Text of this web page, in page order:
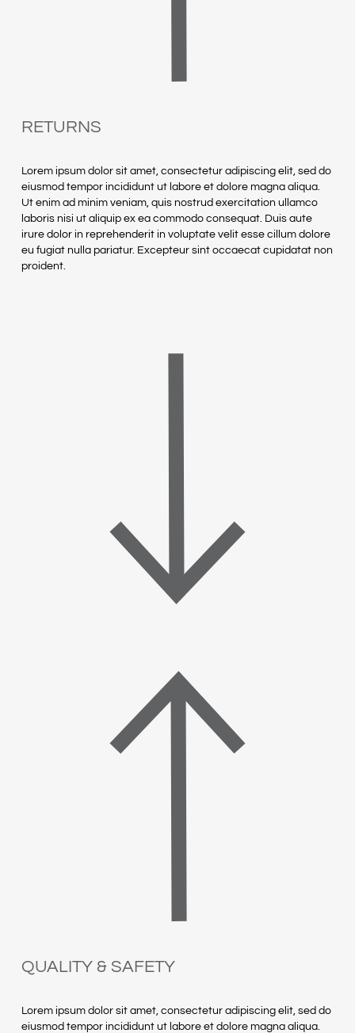
RETURNS
Lorem ipsum dolor sit amet, consectetur adipiscing elit, sed do
eiusmod tempor incididunt ut labore et dolore magna aliqua.
Ut enim ad minim veniam, quis nostrud exercitation ullamco
laboris nisi ut aliquip ex ea commodo consequat. Duis aute
irure dolor in reprehenderit in voluptate velit esse cillum dolore
eu fugiat nulla pariatur. Excepteur sint occaecat cupidatat non
proident.
QUALITY & SAFETY
Lorem ipsum dolor sit amet, consectetur adipiscing elit, sed do
eiusmod tempor incididunt ut labore et dolore magna aliqua.